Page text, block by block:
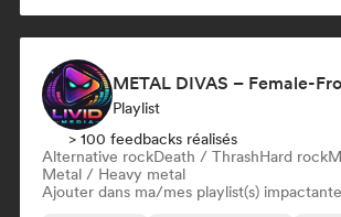
Playlist
> 100 feedbacks réalisés
Alternative rockDeath / ThrashHard rock
Metal / Heavy metal
Ajouter dans ma/mes playlist(s)